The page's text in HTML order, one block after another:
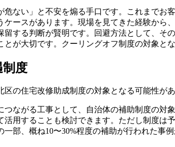
ない」と不安を煽る手口です。これまでお
ースがあります。現場を見てきた経験か
する判断が賢明です。回避方法として、そ
が大切です。クーリングオフ制度の対象と
制度
の住宅改修助成制度の対象となる可能性が
ながる工事として、自治体の補助制度の
用することも検討できます。ただし制度は
部、概ね10〜30%程度の補助が行われた事例